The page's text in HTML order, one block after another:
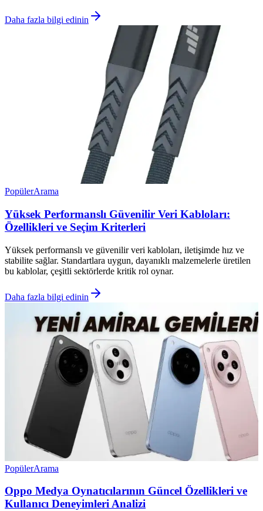
Daha fazla bilgi edinin
PopülerArama
Yüksek Performanslı Güvenilir Veri Kabloları:
Özellikleri ve Seçim Kriterleri
Yüksek performanslı ve güvenilir veri kabloları, iletişimde hız ve
stabilite sağlar. Standartlara uygun, dayanıklı malzemelerle üretilen
bu kablolar, çeşitli sektörlerde kritik rol oynar.
Daha fazla bilgi edinin
PopülerArama
Oppo Medya Oynatıcılarının Güncel Özellikleri ve
Kullanıcı Deneyimleri Analizi